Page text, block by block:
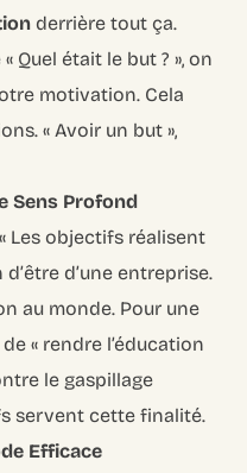
derrière tout ça.
Quel était le but ? », on
motivation. Cela
« Avoir un but »,
Sens Profond
Les objectifs réalisent
d’être d’une entreprise.
au monde. Pour une
« rendre l’éducation
le gaspillage
servent cette finalité.
Efficace